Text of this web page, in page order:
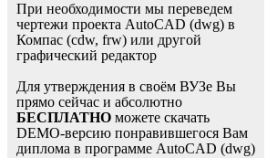
При необходимости мы переведем
чертежи проекта AutoCAD (dwg) в
Компас (cdw, frw) или другой
графический редактор
Для утверждения в своём ВУЗе Вы
прямо сейчас и абсолютно
БЕСПЛАТНО можете скачать
DEMO-версию понравившегося Вам
диплома в программе AutoCAD (dwg)